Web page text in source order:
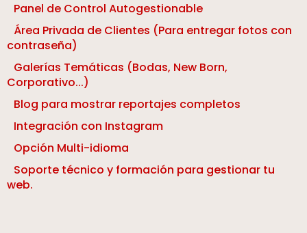
Panel de Control Autogestionable
Área Privada de Clientes (Para entregar fotos con
contraseña)
Galerías Temáticas (Bodas, New Born,
Corporativo...)
Blog para mostrar reportajes completos
Integración con Instagram
Opción Multi-idioma
Soporte técnico y formación para gestionar tu
web.